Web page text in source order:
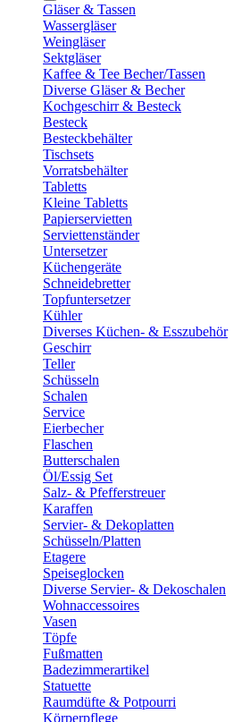
Gläser & Tassen
Wassergläser
Weingläser
Sektgläser
Kaffee & Tee Becher/Tassen
Diverse Gläser & Becher
Kochgeschirr & Besteck
Besteck
Besteckbehälter
Tischsets
Vorratsbehälter
Tabletts
Kleine Tabletts
Papierservietten
Serviettenständer
Untersetzer
Küchengeräte
Schneidebretter
Topfuntersetzer
Kühler
Diverses Küchen- & Esszubehör
Geschirr
Teller
Schüsseln
Schalen
Service
Eierbecher
Flaschen
Butterschalen
Öl/Essig Set
Salz- & Pfefferstreuer
Karaffen
Servier- & Dekoplatten
Schüsseln/Platten
Etagere
Speiseglocken
Diverse Servier- & Dekoschalen
Wohnaccessoires
Vasen
Töpfe
Fußmatten
Badezimmerartikel
Statuette
Raumdüfte & Potpourri
Körperpflege